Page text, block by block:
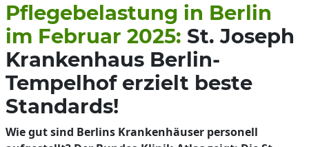
Pflegebelastung in Berlin
im Februar 2025: St. Joseph
Krankenhaus Berlin-
Tempelhof erzielt beste
Standards!
Wie gut sind Berlins Krankenhäuser personell